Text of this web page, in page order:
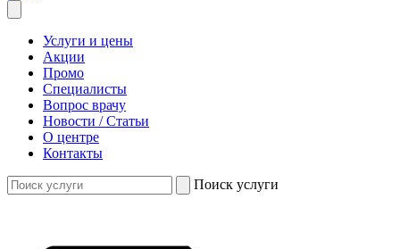
Услуги и цены
Акции
Промо
Специалисты
Вопрос врачу
Новости / Статьи
О центре
Контакты
Поиск услуги